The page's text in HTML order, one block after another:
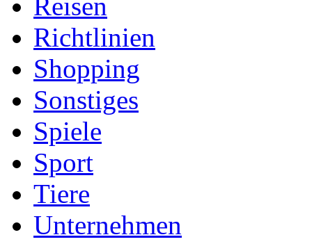
Richtlinien
Shopping
Sonstiges
Spiele
Sport
Tiere
Unternehmen